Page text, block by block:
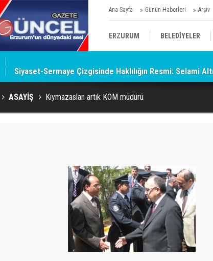
Ana Sayfa Günün Haberleri Arşiv
ERZURUM BELEDİYELER
SİYASET AFAD/ SAVAŞ
KÜLTÜR/SANAT//MAĞAZİN
Siyaset-Sermaye Çizgisinde Haklılığın Resmi: Selami
ASAYİŞ Kıymazaslan artık KOM müdürü